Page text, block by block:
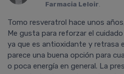
Farmacia Leloir.
Tomo resveratrol hace unos
Me gusta para reforzar el
ya que es antioxidante y retrasa
parece una buena opción para
o poca energía en general. La